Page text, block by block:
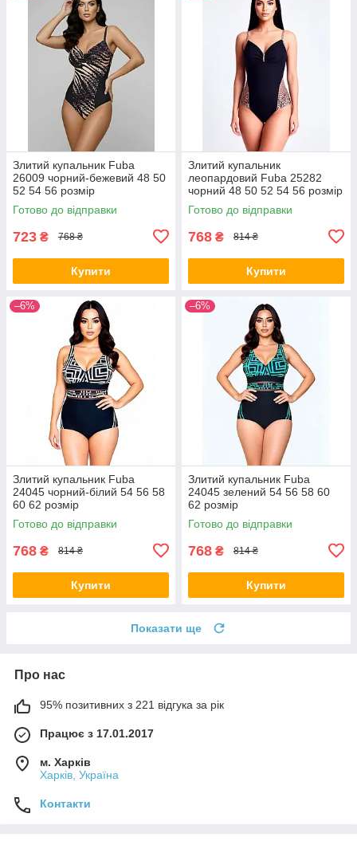
Злитий купальник Fuba
26009 чорний-бежевий 48 50
52 54 56 розмір
Готово до відправки
723 ₴ 768 ₴
Купити
Злитий купальник
леопардовий Fuba 25282
чорний 48 50 52 54 56 розмір
Готово до відправки
768 ₴ 814 ₴
Купити
–6%
Злитий купальник Fuba
24045 чорний-білий 54 56 58
60 62 розмір
Готово до відправки
768 ₴ 814 ₴
Купити
–6%
Злитий купальник Fuba
24045 зелений 54 56 58 60
62 розмір
Готово до відправки
768 ₴ 814 ₴
Купити
Показати ще
Про нас
95% позитивних з 221 відгука за рік
Працює з 17.01.2017
м. Харків
Харків, Україна
Контакти